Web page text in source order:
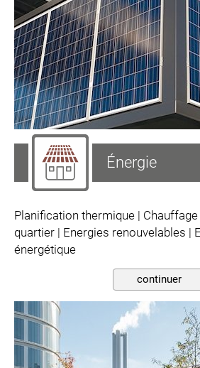
Énergie
Planification thermique |
quartier | Energies renouvelables |
énergétique
continuer